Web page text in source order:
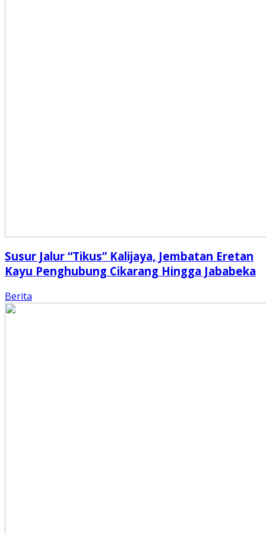
Susur Jalur “Tikus” Kalijaya, Jembatan Eretan
Kayu Penghubung Cikarang Hingga Jababeka
Berita